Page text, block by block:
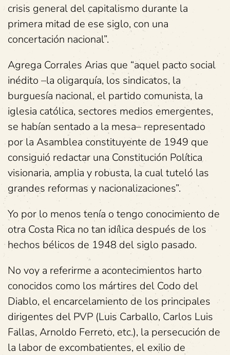
crisis general del capitalismo durante la
primera mitad de ese siglo, con una
concertación nacional”.
Agrega Corrales Arias que “aquel pacto social
inédito –la oligarquía, los sindicatos, la
burguesía nacional, el partido comunista, la
iglesia católica, sectores medios emergentes,
se habían sentado a la mesa– representado
por la Asamblea constituyente de 1949 que
consiguió redactar una Constitución Política
visionaria, amplia y robusta, la cual tuteló las
grandes reformas y nacionalizaciones”.
Yo por lo menos tenía o tengo conocimiento de
otra Costa Rica no tan idílica después de los
hechos bélicos de 1948 del siglo pasado.
No voy a referirme a acontecimientos harto
conocidos como los mártires del Codo del
Diablo, el encarcelamiento de los principales
dirigentes del PVP (Luis Carballo, Carlos Luis
Fallas, Arnoldo Ferreto, etc.), la persecución de
la labor de excombatientes, el exilio de